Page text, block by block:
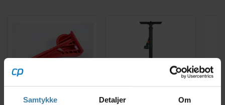
Samtykke Detaljer Om
Tyre Glider -
Fodpumpe SKS Air-X-